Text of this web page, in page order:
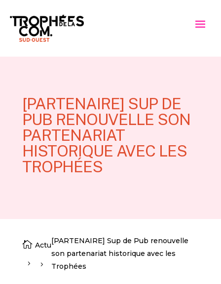
[PARTENAIRE] SUP DE
PUB RENOUVELLE SON
PARTENARIAT
HISTORIQUE AVEC LES
TROPHÉES
 Actu[PARTENAIRE] Sup de Pub renouvelle
son partenariat historique avec les
Trophées